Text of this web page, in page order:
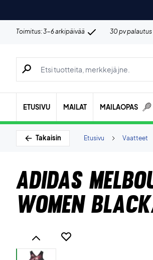
Toimitus: 3-6 arkipäivää 30 pv palautus
Hae tuotteita, merkkejä jne.
ETUSIVU MAILAT MAILAOPAS
Takaisin Vaatteet
Etusivu
Adidas
Women